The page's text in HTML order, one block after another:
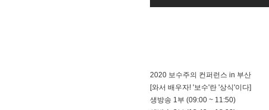
2020 보수주의 컨퍼런스 in 부산
[와서 배우자! '보수'란 '상식'이다]
생방송 1부 (09:00​ ~ 11:50​)